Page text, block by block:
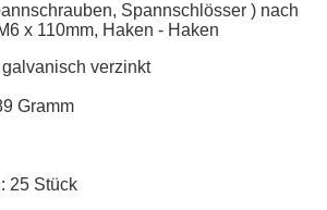
Spannschlösser ) nach
x 110mm, Haken - Haken
verzinkt
Gramm
25 Stück